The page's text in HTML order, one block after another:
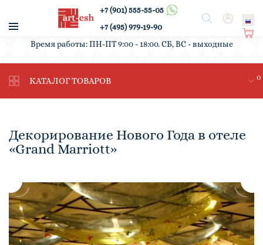
Поиск
+7 (901) 555-55-05
+7 (495) 979-19-90
Ко
ин
а
0
Вход
/
Время работы: ПН-ПТ 9:00 - 18:00. СБ, ВС - выходные
КАТАЛОГ ТОВАРОВ
Декорирование Нового Года в отеле
«Grand Marriott»